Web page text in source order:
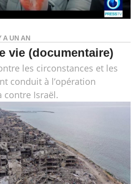
A UN AN
vie (documentaire)
les circonstances et les
conduit à l’opération
contre Israël.